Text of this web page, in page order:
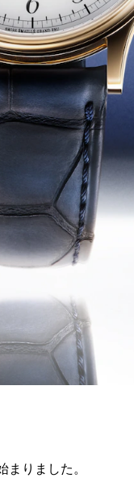
りました。